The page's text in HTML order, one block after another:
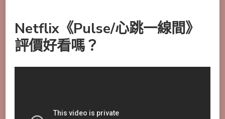
Netflix《Pulse/心跳一線間》
評價好看嗎？